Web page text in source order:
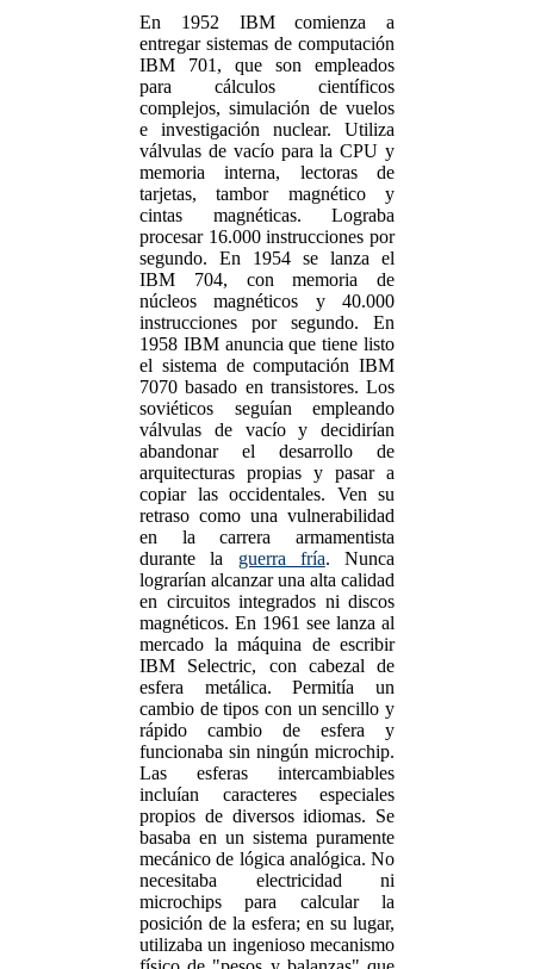
En 1952 IBM comienza a
entregar sistemas de computación
IBM 701, que son empleados
para cálculos científicos
complejos, simulación de vuelos
e investigación nuclear. Utiliza
válvulas de vacío para la CPU y
memoria interna, lectoras de
tarjetas, tambor magnético y
cintas magnéticas. Lograba
procesar 16.000 instrucciones por
segundo. En 1954 se lanza el
IBM 704, con memoria de
núcleos magnéticos y 40.000
instrucciones por segundo. En
1958 IBM anuncia que tiene listo
el sistema de computación IBM
7070 basado en transistores. Los
soviéticos seguían empleando
válvulas de vacío y decidirían
abandonar el desarrollo de
arquitecturas propias y pasar a
copiar las occidentales. Ven su
retraso como una vulnerabilidad
en la carrera armamentista
durante la guerra fría. Nunca
lograrían alcanzar una alta calidad
en circuitos integrados ni discos
magnéticos. En 1961 see lanza al
mercado la máquina de escribir
IBM Selectric, con cabezal de
esfera metálica. Permitía un
cambio de tipos con un sencillo y
rápido cambio de esfera y
funcionaba sin ningún microchip.
Las esferas intercambiables
incluían caracteres especiales
propios de diversos idiomas. Se
basaba en un sistema puramente
mecánico de lógica analógica. No
necesitaba electricidad ni
microchips para calcular la
posición de la esfera; en su lugar,
utilizaba un ingenioso mecanismo